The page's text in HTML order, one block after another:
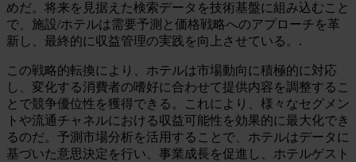
めだ。将来を見据えた検索データを技術基盤に組み込むこと
で、施設/ホテルは需要予測と価格戦略へのアプローチを革
新し、最終的に収益管理の実践を向上させている。.
この戦略的転換により、ホテルは市場動向に積極的に対応
し、変化する消費者の嗜好に合わせて提供内容を調整するこ
とで競争優位性を獲得できる。これにより、様々なセグメン
トや流通チャネルにおける収益可能性を効果的に最大化でき
るのだ。予測市場分析を活用することで、ホテルはデータに
基づいた意思決定を行い、事業成長を促進し、ホテルゲスト